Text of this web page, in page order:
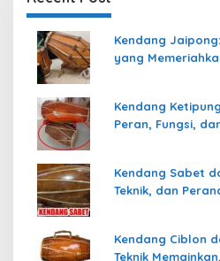
Kendang
yang
Kendang
Peran, Fungsi,
Kendang Sabet
Teknik, dan
Kendang Ciblon
Teknik